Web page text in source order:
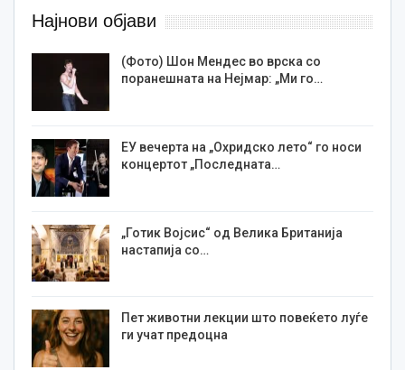
Најнови објави
(Фото) Шон Мендес во врска со
поранешната на Нејмар: „Ми го…
ЕУ вечерта на „Охридско лето“ го носи
концертот „Последната…
„Готик Војсис“ од Велика Британија
настапија со…
Пет животни лекции што повеќето луѓе
ги учат предоцна